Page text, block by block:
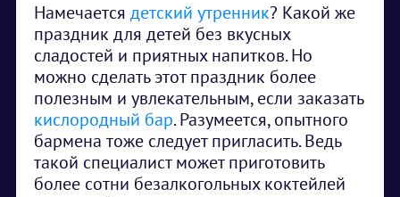
Намечается детский утренник? Какой же
праздник для детей без вкусных
сладостей и приятных напитков. Но
можно сделать этот праздник более
полезным и увлекательным, если заказать
кислородный бар. Разумеется, опытного
бармена тоже следует пригласить. Ведь
такой специалист может приготовить
более сотни безалкогольных коктейлей